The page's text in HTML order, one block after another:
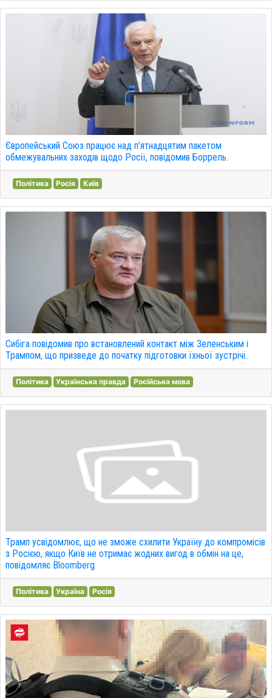
Європейський Союз працює над п’ятнадцятим пакетом
обмежувальних заходів щодо Росії, повідомив Боррель.
Політика Росія Київ
Сибіга повідомив про встановлений контакт між Зеленським і
Трампом, що призведе до початку підготовки їхньої зустрічі.
Політика Українська правда Російська мова
Трамп усвідомлює, що не зможе схилити Україну до компромісів
з Росією, якщо Київ не отримає жодних вигод в обмін на це,
повідомляє Bloomberg.
Політика Україна Росія